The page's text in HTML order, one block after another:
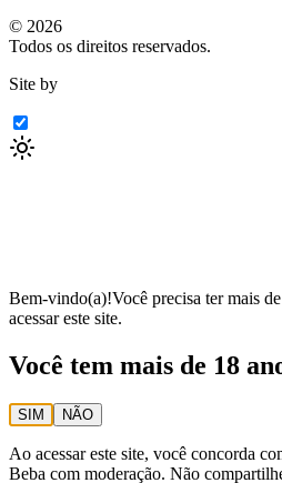
© 2026
Todos os direitos reservados.
Site by
Bem-vindo(a)!Você precisa ter mais
acessar este site.
Você tem mais de 18
SIM NÃO
Ao acessar este site, você concorda
Beba com moderação. Não